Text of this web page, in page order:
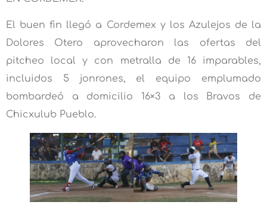
El buen fin llegó a Cordemex y los Azulejos de la
Dolores Otero aprovecharon las ofertas del
pitcheo local y con metralla de 16 imparables,
incluidos 5 jonrones, el equipo emplumado
bombardeó a domicilio 16×3 a los Bravos de
Chicxulub Pueblo.